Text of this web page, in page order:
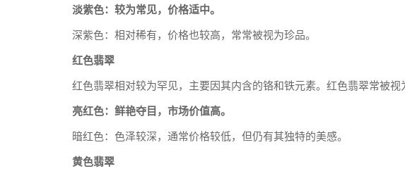
淡紫色：较为常见，价格适中。
深紫色：相对稀有，价格也较高，常常被视为珍品。
红色翡翠
红色翡翠相对较为罕见，主要因其内含的铬和铁元素。红色翡翠常被视
亮红色：鲜艳夺目，市场价值高。
暗红色：色泽较深，通常价格较低，但仍有其独特的美感。
黄色翡翠